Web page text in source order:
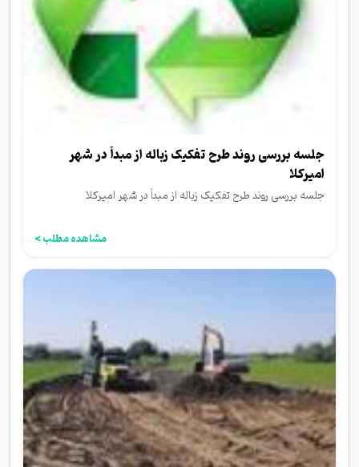
جلسه بررسی روند طرح تفکیک زباله از مبدأ در شهر
امیرکلا
جلسه بررسی روند طرح تفکیک زباله از مبدأ در شهر امیرکلا
مشاهده مطلب >